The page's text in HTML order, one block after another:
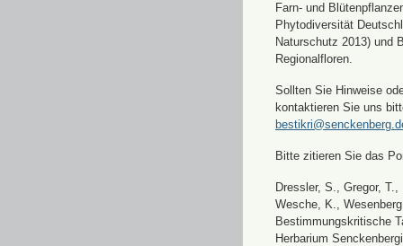
Farn- und
Phytodiversität
Naturschutz 2013) und
Regionalfloren.
Sollten Sie Hinweise
kontaktieren Sie uns
Bitte zitieren Sie das
Dressler, S., Gregor,
Wesche, K.,
Bestimmungskritische
Herbarium